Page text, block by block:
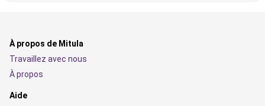
À propos de Mitula
Travaillez avec nous
À propos
Aide